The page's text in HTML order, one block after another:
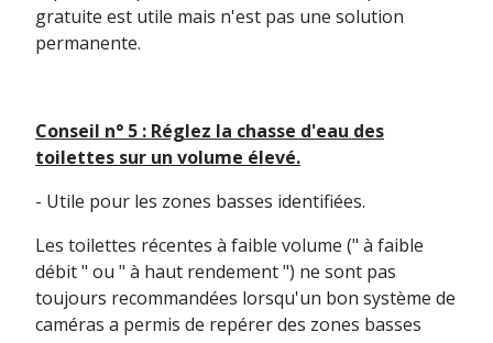
gratuite est utile mais n'est pas une solution
permanente.
Conseil n° 5 : Réglez la chasse d'eau des
toilettes sur un volume élevé.
- Utile pour les zones basses identifiées.
Les toilettes récentes à faible volume (" à faible
débit " ou " à haut rendement ") ne sont pas
toujours recommandées lorsqu'un bon système de
caméras a permis de repérer des zones basses